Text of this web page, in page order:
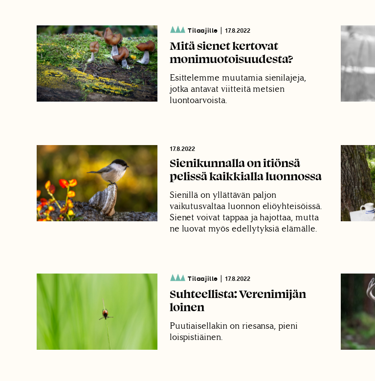
Tilaajille | 17.8.2022
Mitä sienet kertovat
monimuotoisuudesta?
Esittelemme muutamia sienilajeja,
jotka antavat viitteitä metsien
luontoarvoista.
17.8.2022
Sienikunnalla on itiönsä
pelissä kaikkialla luonnossa
Sienillä on yllättävän paljon
vaikutusvaltaa luonnon eliöyhteisöissä.
Sienet voivat tappaa ja hajottaa, mutta
ne luovat myös edellytyksiä elämälle.
Tilaajille | 17.8.2022
Suhteellista: Verenimijän
loinen
Puutiaisellakin on riesansa, pieni
loispistiäinen.